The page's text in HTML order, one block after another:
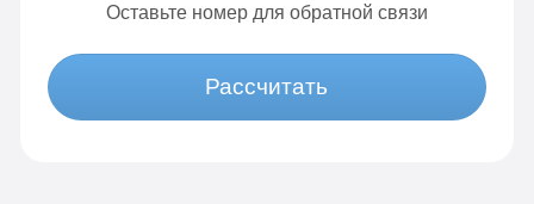
Оставьте номер для обратной связи
Рассчитать